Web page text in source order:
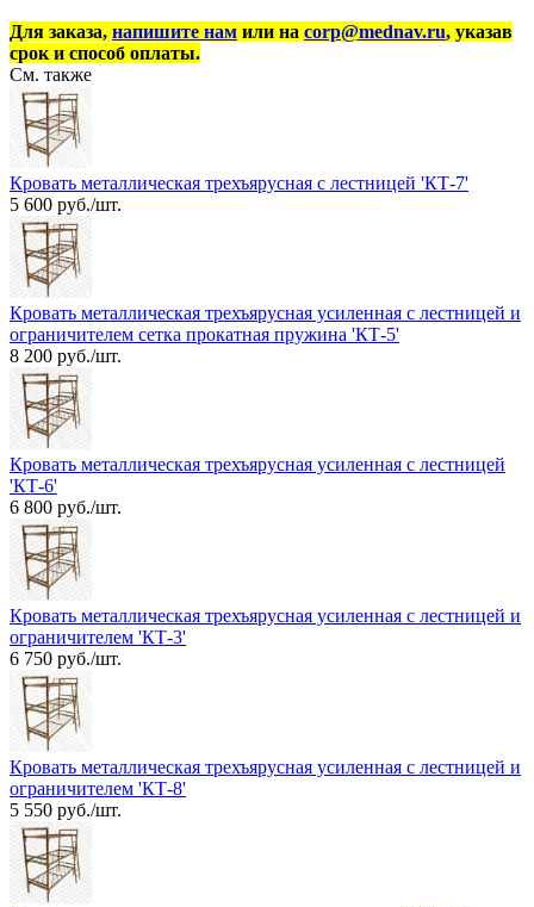
Для заказа, напишите нам или на corp@mednav.ru, указав
срок и способ оплаты.
См. также
Кровать металлическая трехъярусная с лестницей 'КТ-7'
5 600 руб./шт.
Кровать металлическая трехъярусная усиленная с лестницей и
ограничителем сетка прокатная пружина 'КТ-5'
8 200 руб./шт.
Кровать металлическая трехъярусная усиленная с лестницей
'КТ-6'
6 800 руб./шт.
Кровать металлическая трехъярусная усиленная с лестницей и
ограничителем 'КТ-3'
6 750 руб./шт.
Кровать металлическая трехъярусная усиленная с лестницей и
ограничителем 'КТ-8'
5 550 руб./шт.